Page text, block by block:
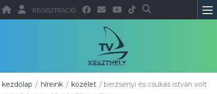
REGISZTRÁCIÓ
kezdőlap / híreink / közélet / berzsenyi és csukás istván volt